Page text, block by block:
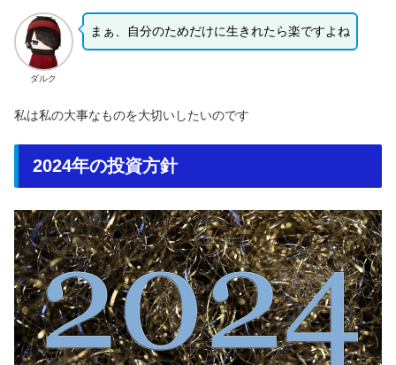
ダルク
まぁ、自分のためだけに生きれたら楽ですよね
私は私の大事なものを大切いしたいのです
2024年の投資方針